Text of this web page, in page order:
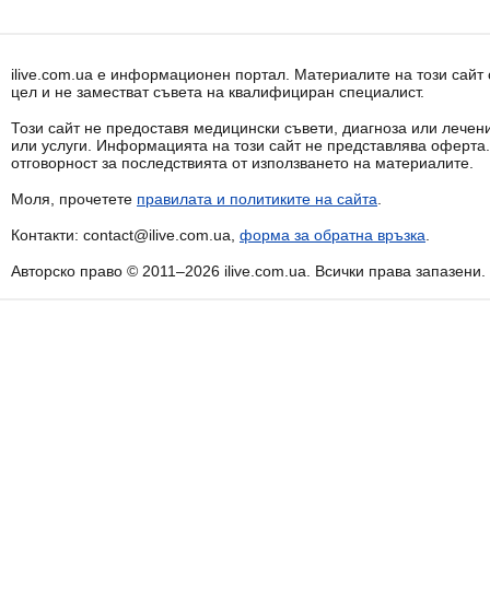
ilive.com.ua е информационен портал. Материалите на този
цел и не заместват съвета на квалифициран специалист.
Този сайт не предоставя медицински съвети, диагноза или
или услуги. Информацията на този сайт не представлява
отговорност за последствията от използването на материалите.
Моля, прочетете правилата и политиките на сайта
Контакти: contact@ilive.com.ua, форма за обратна връзка
Авторско право © 2011–2026 ilive.com.ua. Всички права запазени.